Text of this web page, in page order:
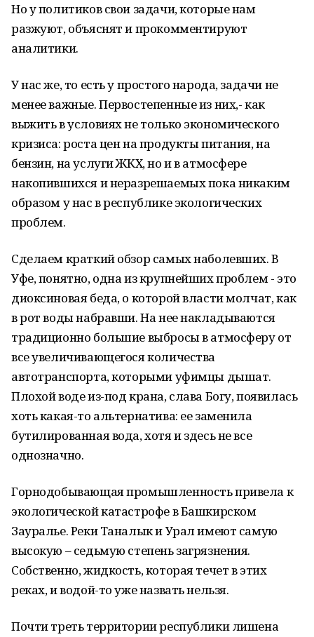
Но у политиков свои задачи, которые нам
разжуют, объяснят и прокомментируют
аналитики.
У нас же, то есть у простого народа, задачи не
менее важные. Первостепенные из них,- как
выжить в условиях не только экономического
кризиса: роста цен на продукты питания, на
бензин, на услуги ЖКХ, но и в атмосфере
накопившихся и неразрешаемых пока никаким
образом у нас в республике экологических
проблем.
Сделаем краткий обзор самых наболевших. В
Уфе, понятно, одна из крупнейших проблем - это
диоксиновая беда, о которой власти молчат, как
в рот воды набравши. На нее накладываются
традиционно большие выбросы в атмосферу от
все увеличивающегося количества
автотранспорта, которыми уфимцы дышат.
Плохой воде из-под крана, слава Богу, появилась
хоть какая-то альтернатива: ее заменила
бутилированная вода, хотя и здесь не все
однозначно.
Горнодобывающая промышленность привела к
экологической катастрофе в Башкирском
Зауралье. Реки Таналык и Урал имеют самую
высокую – седьмую степень загрязнения.
Собственно, жидкость, которая течет в этих
реках, и водой-то уже назвать нельзя.
Почти треть территории республики лишена